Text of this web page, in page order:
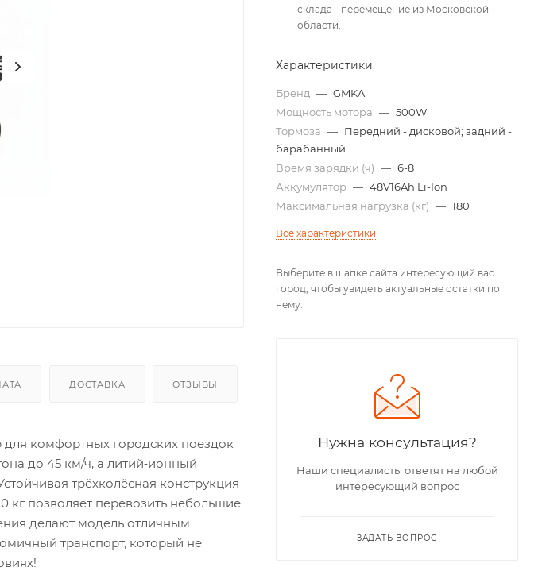
ДОСТАВКА ОТЗЫВЫ
для комфортных городских поездок
до 45 км/ч, а литий‑ионный
трёхколёсная конструкция
кг позволяет перевозить небольшие
делают модель отличным
транспорт, который не
склада - перемещение из Московской
области.
Характеристики
Бренд — GMKA
Мощность мотора — 500W
Тормоза — Передний - дисковой; задний -
барабанный
Время зарядки (ч) — 6-8
Аккумулятор — 48V16Ah Li-Ion
Максимальная нагрузка (кг) — 180
Все характеристики
Выберите в шапке сайта интересующий вас
город, чтобы увидеть актуальные остатки по
нему.
Нужна консультация?
Наши специалисты ответят на любой
интересующий вопрос
ЗАДАТЬ ВОПРОС